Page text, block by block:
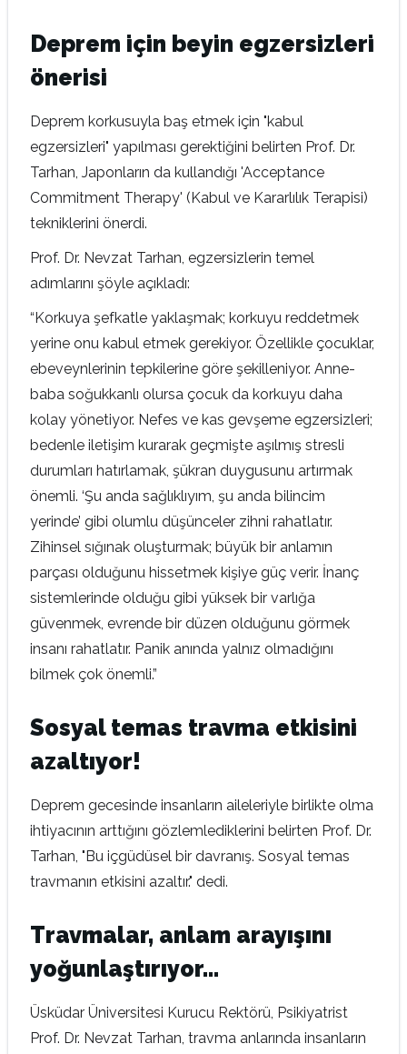
Deprem için beyin egzersizleri
önerisi
Deprem korkusuyla baş etmek için "kabul
egzersizleri" yapılması gerektiğini belirten Prof. Dr.
Tarhan, Japonların da kullandığı 'Acceptance
Commitment Therapy' (Kabul ve Kararlılık Terapisi)
tekniklerini önerdi.
Prof. Dr. Nevzat Tarhan, egzersizlerin temel
adımlarını şöyle açıkladı:
“Korkuya şefkatle yaklaşmak; korkuyu reddetmek
yerine onu kabul etmek gerekiyor. Özellikle çocuklar,
ebeveynlerinin tepkilerine göre şekilleniyor. Anne-
baba soğukkanlı olursa çocuk da korkuyu daha
kolay yönetiyor. Nefes ve kas gevşeme egzersizleri;
bedenle iletişim kurarak geçmişte aşılmış stresli
durumları hatırlamak, şükran duygusunu artırmak
önemli. ‘Şu anda sağlıklıyım, şu anda bilincim
yerinde’ gibi olumlu düşünceler zihni rahatlatır.
Zihinsel sığınak oluşturmak; büyük bir anlamın
parçası olduğunu hissetmek kişiye güç verir. İnanç
sistemlerinde olduğu gibi yüksek bir varlığa
güvenmek, evrende bir düzen olduğunu görmek
insanı rahatlatır. Panik anında yalnız olmadığını
bilmek çok önemli.”
Sosyal temas travma etkisini
azaltıyor!
Deprem gecesinde insanların aileleriyle birlikte olma
ihtiyacının arttığını gözlemlediklerini belirten Prof. Dr.
Tarhan, "Bu içgüdüsel bir davranış. Sosyal temas
travmanın etkisini azaltır." dedi.
Travmalar, anlam arayışını
yoğunlaştırıyor…
Üsküdar Üniversitesi Kurucu Rektörü, Psikiyatrist
Prof. Dr. Nevzat Tarhan, travma anlarında insanların